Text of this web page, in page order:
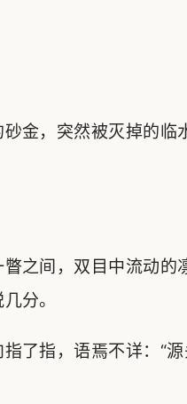
金，突然被灭掉的
之间，双目中流动的
分。
了指，语焉不详：“